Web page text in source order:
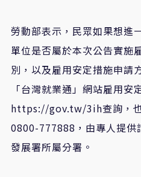
勞動部表示 ， 民眾如果想進
單位是否屬於本次公告實施
別，以及雇用安定措施申請
「台灣就業通」網站雇用安
https://gov.tw/3ih查詢，
0800-777888 ，由專人提
發展署所屬分署。